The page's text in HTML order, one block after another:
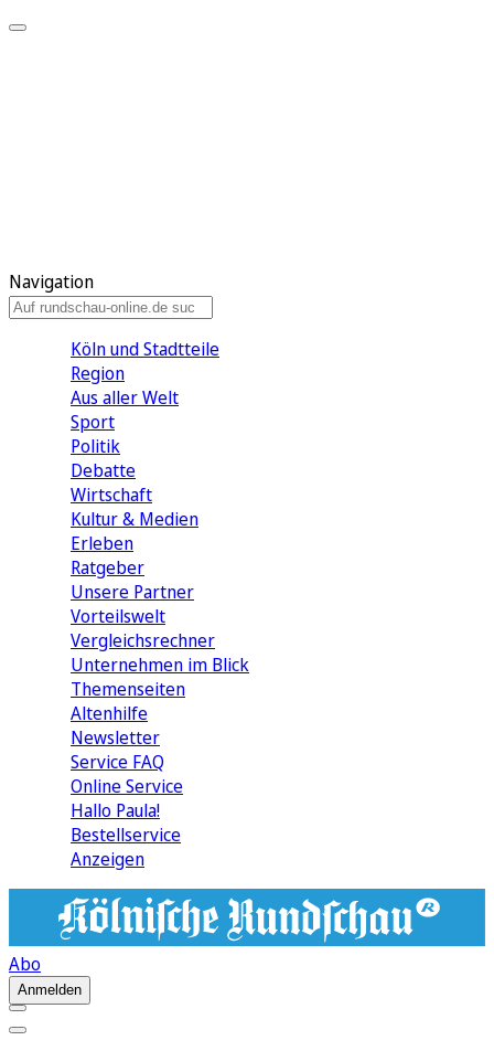
Navigation
Köln und Stadtteile
Region
Aus aller Welt
Sport
Politik
Debatte
Wirtschaft
Kultur & Medien
Erleben
Ratgeber
Unsere Partner
Vorteilswelt
Vergleichsrechner
Unternehmen im Blick
Themenseiten
Altenhilfe
Newsletter
Service FAQ
Online Service
Hallo Paula!
Bestellservice
Anzeigen
Abo
Anmelden